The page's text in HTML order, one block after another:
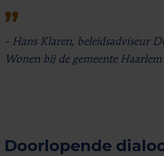
- Hans Klaren, beleidsadviseur
Wonen bij de gemeente Haarlem
Doorlopende